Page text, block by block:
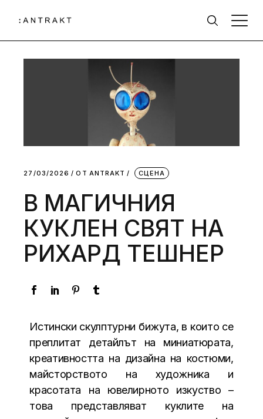
27/03/2026 ОТ АNTRAKT СЦЕНА
В МАГИЧНИЯ
КУКЛЕН СВЯТ НА
РИХАРД ТЕШНЕР
Истински скулптурни бижута, в които се
преплитат детайлът на миниатюрата,
креативността на дизайна на костюми,
майсторството на художника и
красотата на ювелирното изкуство –
това представляват куклите на